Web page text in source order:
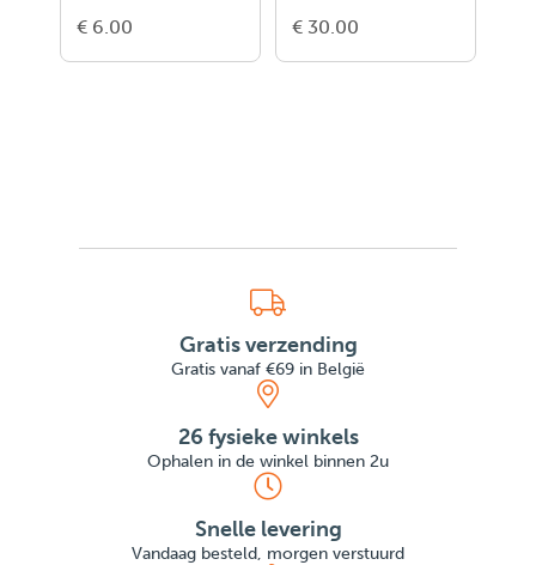
€ 6.00 € 30.00
Gratis verzending
Gratis vanaf €69 in België
26 fysieke winkels
Ophalen in de winkel binnen 2u
Snelle levering
Vandaag besteld, morgen verstuurd